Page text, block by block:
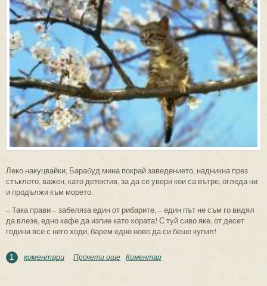
Леко накуцвайки, Барабуд мина покрай заведението, надникна през
стъклото, важен, като детектив, за да се увери кои са вътре, огледа ни
и продължи към морето.
– Така прави – забеляза един от рибарите, – един път не съм го видял
да влезе, едно кафе да изпие като хората! С туй сиво яке, от десет
години все с него ходи, барем едно ново да си беше купил!
1 коментари Прочети още about Котките
Коментар